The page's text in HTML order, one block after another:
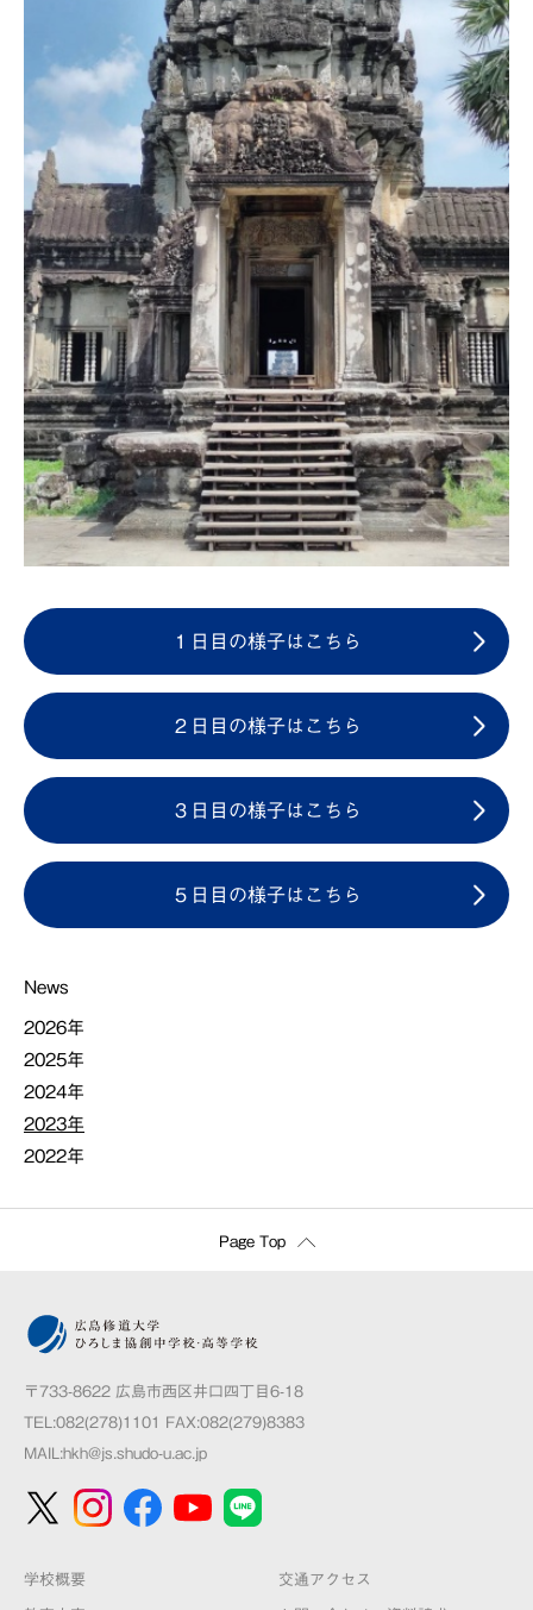
１日目の様子はこちら
２日目の様子はこちら
３日目の様子はこちら
５日目の様子はこちら
News
2026年
2025年
2024年
2023年
2022年
Page Top
〒733-8622 広島市西区井口四丁目6-18
TEL:082(278)1101 FAX:082(279)8383
MAIL:hkh@js.shudo-u.ac.jp
学校概要 交通アクセス